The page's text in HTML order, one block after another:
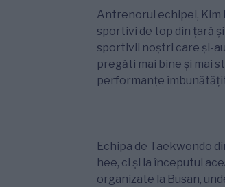
Antrenorul echipei, Kim
sportivi de top din țară
sportivii noștri care și-
pregăti mai bine și mai
performanțe
Echipa de Taekwondo
hee, ci și la începutul
organizate la Busan,